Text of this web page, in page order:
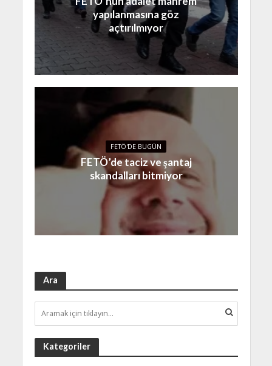
yapılanmasına göz
açtırılmıyor
FETÖ'DE BUGÜN
FETÖ’de taciz ve şantaj
skandalları bitmiyor
Ara
Kategoriler